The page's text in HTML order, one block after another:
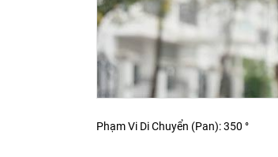
Phạm Vi Di Chuyển (Pan): 350 °